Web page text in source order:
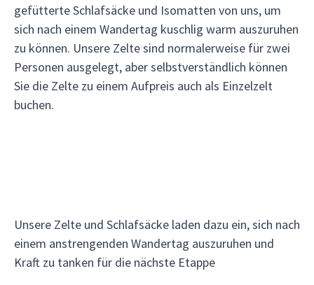
gefütterte Schlafsäcke und Isomatten von uns, um
sich nach einem Wandertag kuschlig warm auszuruhen
zu können. Unsere Zelte sind normalerweise für zwei
Personen ausgelegt, aber selbstverständlich können
Sie die Zelte zu einem Aufpreis auch als Einzelzelt
buchen.
Unsere Zelte und Schlafsäcke laden dazu ein, sich nach
einem anstrengenden Wandertag auszuruhen und
Kraft zu tanken für die nächste Etappe